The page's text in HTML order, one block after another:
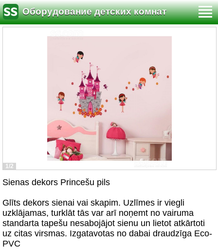
Оборудование детских комнат
1/2
Sienas dekors Princešu pils
Glīts dekors sienai vai skapim. Uzlīmes ir viegli
uzklājamas, turklāt tās var arī noņemt no vairuma
standarta tapešu nesabojājot sienu un lietot atkārtoti
uz citas virsmas. Izgatavotas no dabai draudzīga Eco-
PVC